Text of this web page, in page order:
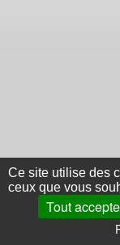
Ce site utilise des
ceux que vous
Tout